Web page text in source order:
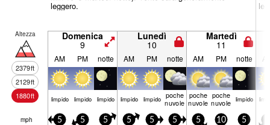
leggero.
Altezza
2379ft
2129ft
1880ft
Domenica
9
Lunedì
10
Martedì
11
AM PM notte AM PM notte AM PM notte
limp­ido limp­ido limp­ido limp­ido limp­ido poche
nuvole
poche
nuvole
poche
nuvole limp­ido
mph 5 5 5 5 5 5 5 10 5